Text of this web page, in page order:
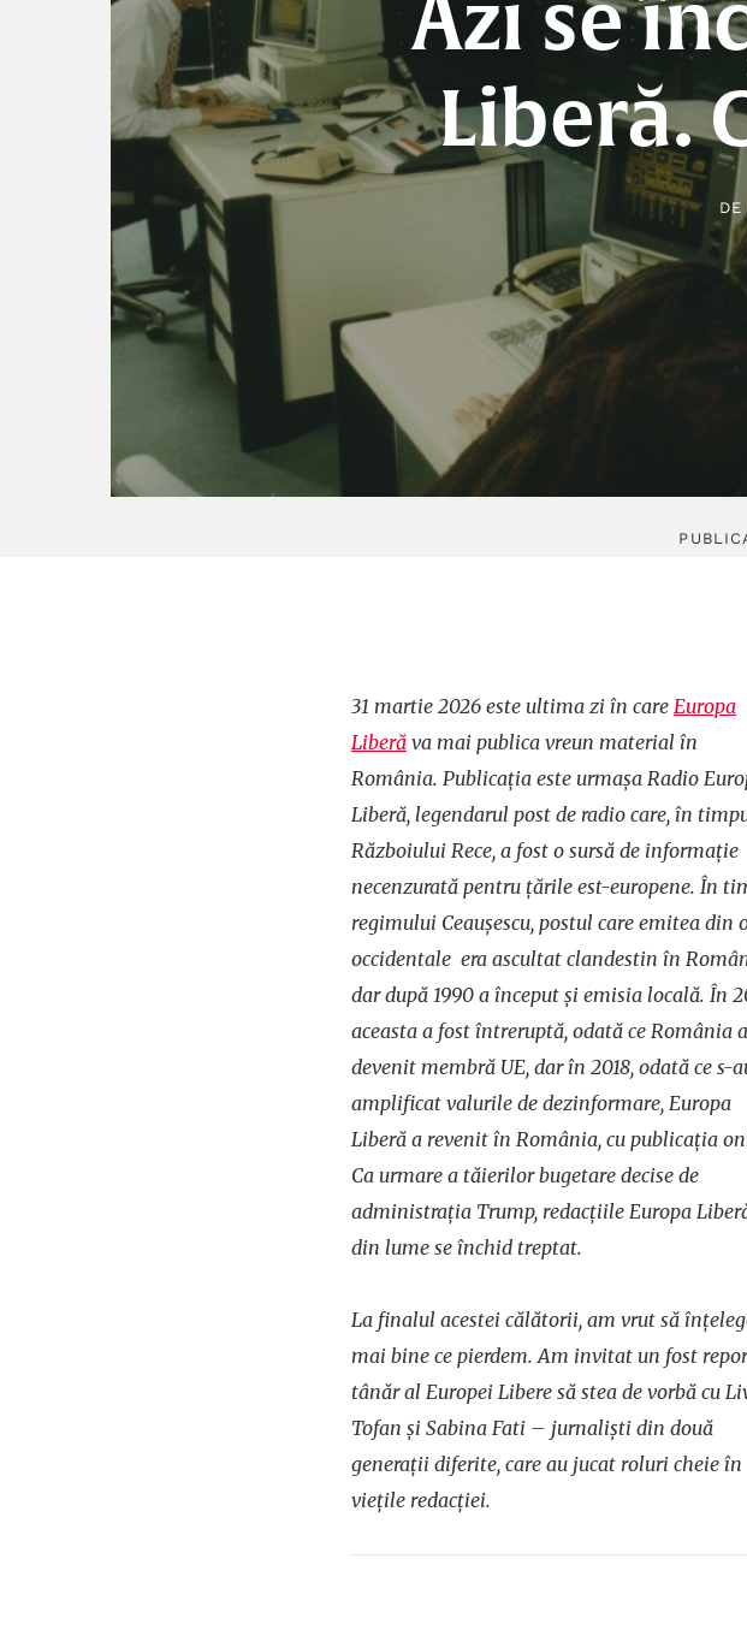
Azi se
Liberă.
DE
31 martie 2026 este ultima zi în care Europa
Liberă va mai publica vreun material în
România. Publicația este urmașa Radio
Liberă, legendarul post de radio care, în
Războiului Rece, a fost o sursă de informație
necenzurată pentru țările est-europene. În
regimului Ceaușescu, postul care emitea din
occidentale era ascultat clandestin în
dar după 1990 a început și emisia locală. În
aceasta a fost întreruptă, odată ce România a
devenit membră UE, dar în 2018, odată ce s-
amplificat valurile de dezinformare, Europa
Liberă a revenit în România, cu publicația
Ca urmare a tăierilor bugetare decise de
administrația Trump, redacțiile Europa
din lume se închid treptat.
La finalul acestei călătorii, am vrut să
mai bine ce pierdem. Am invitat un fost
tânăr al Europei Libere să stea de vorbă cu
Tofan și Sabina Fati – jurnaliști din două
generații diferite, care au jucat roluri cheie în
viețile redacției.